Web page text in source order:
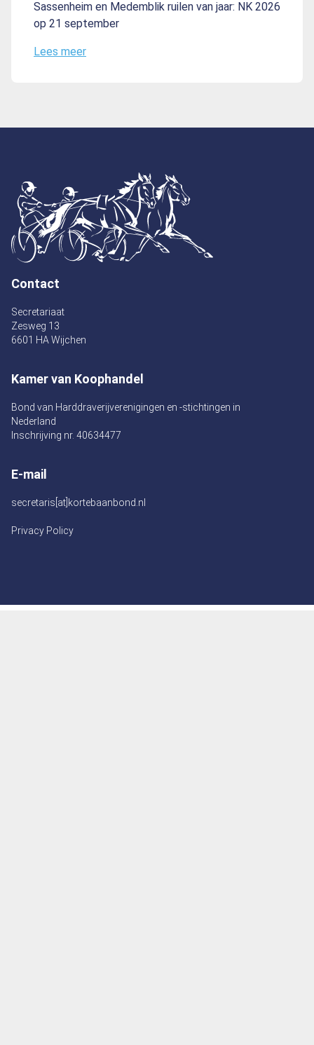
Sassenheim en Medemblik ruilen van jaar: NK 2026
op 21 september
Lees meer
Contact
Secretariaat
Zesweg 13
6601 HA Wijchen
Kamer van Koophandel
Bond van Harddraverijverenigingen en -stichtingen in
Nederland
Inschrijving nr. 40634477
E-mail
secretaris[at]kortebaanbond.nl
Privacy Policy